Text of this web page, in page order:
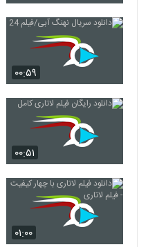
۰۰:۵۹
۰۰:۵۱
۰۱:۰۰